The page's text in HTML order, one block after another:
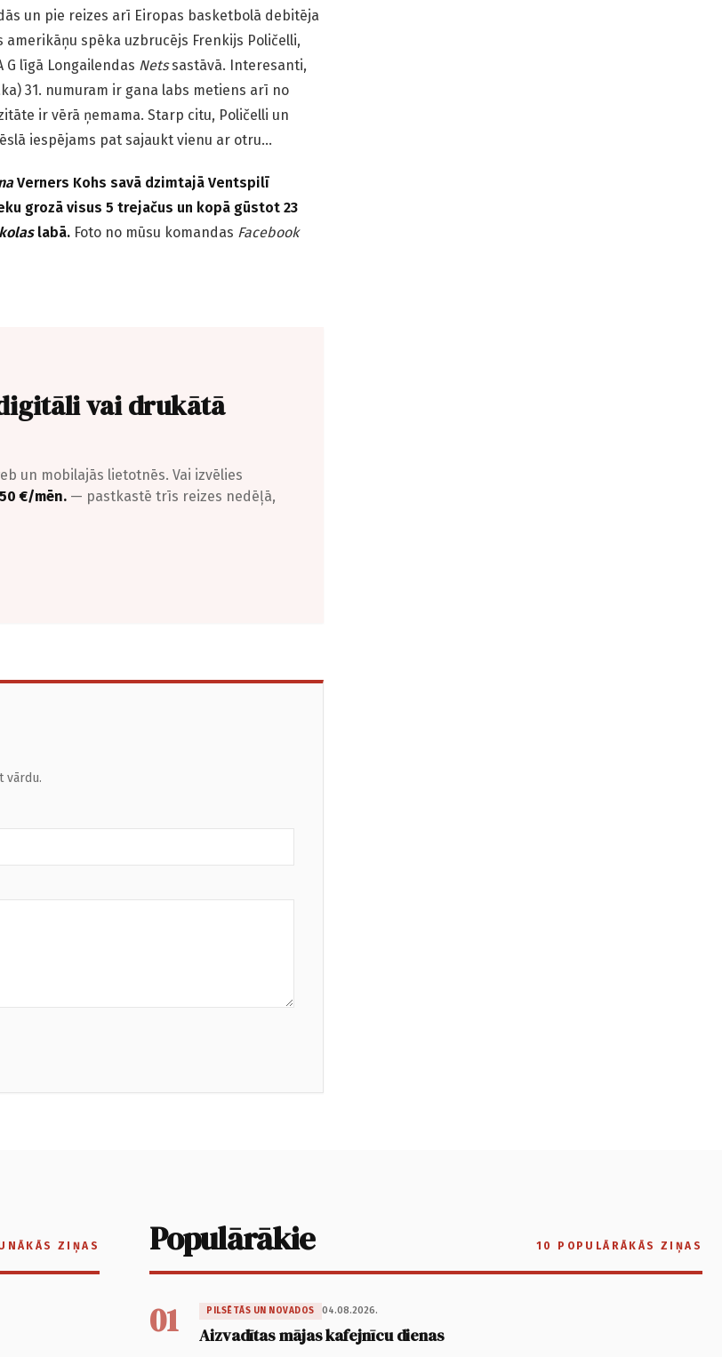
un pie reizes arī Eiropas basketbolā debitēja
spēka uzbrucējs Frenkijs Poličelli,
G līgā Longailendas Netssastāvā. Interesanti,
31. numuram ir gana labs metiens arī no
ir vērā ņemama. Starp citu, Poličelli un
iespējams pat sajaukt vienu ar otru…
Verners Kohs savā dzimtajā Ventspilī
grozā visus 5 trejačus un kopā gūstot 23
labā. Foto no mūsu komandas Facebook
vai drukātā
un mobilajās lietotnēs. Vai izvēlies
€/mēn. — pastkastē trīs reizes nedēļā,
vārdu.
ZIŅAS Populārākie 10 POPULĀRĀKĀS ZIŅAS
01 PILSĒTĀS UN NOVADOS 04.08.2026.
Aizvadītas mājas kafejnīcu dienas